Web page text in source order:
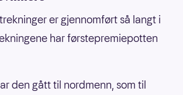
er gjennomført så langt i
har førstepremiepotten
den gått til nordmenn, som til